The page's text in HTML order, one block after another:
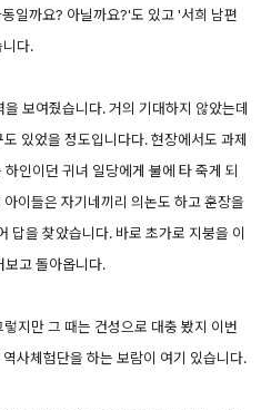
일까요? 아닐까요?'도 있고 '서희 남편
다.
보여줬습니다. 거의 기대하지 않았는데
있었을 정도입니다다. 현장에서도 과제
인이던 귀녀 일당에게 불에 타 죽게 되
이들은 자기네끼리 의논도 하고 훈장을
답을 찾았습니다. 바로 초가로 지붕을 이
보고 돌아옵니다.
지만 그 때는 건성으로 대충 봤지 이번
사체험단을 하는 보람이 여기 있습니다.